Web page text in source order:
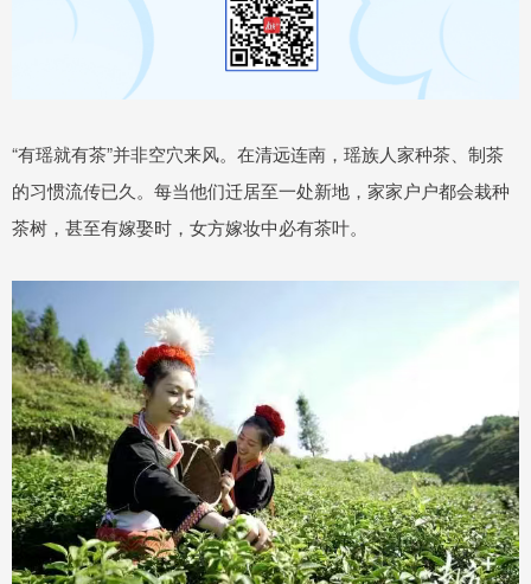
“有瑶就有茶”并非空穴来风。在清远连南，瑶族人家种茶、制茶
的习惯流传已久。每当他们迁居至一处新地，家家户户都会栽种
茶树，甚至有嫁娶时，女方嫁妆中必有茶叶。